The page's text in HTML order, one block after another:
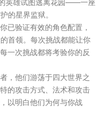
英雄试图逃离花园——一座
的星界监狱。
已验证有效的角色配置，
首领。每次挑战都能让你
一次挑战都将考验你的反
，他们游荡于四大世界之
的攻击方式、法术和攻击
以明白他们为何与你战